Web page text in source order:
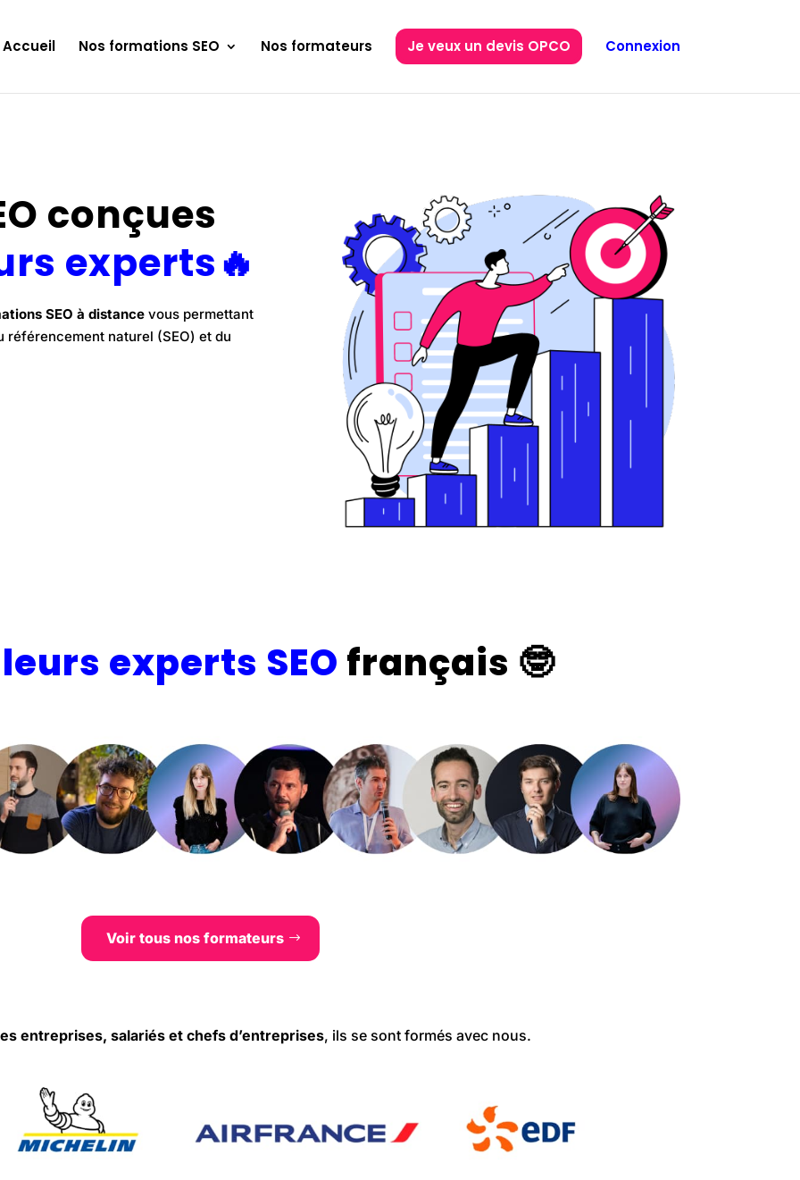
Accueil Nos formations SEO Nos formateurs Je veux un devis OPCO Connexion
conçues
experts🔥
SEO à distance vous permettant
référencement naturel (SEO) et du
experts SEO français 🤓
Voir tous nos formateurs
entreprises, salariés et chefs d’entreprises, ils se sont formés avec nous.